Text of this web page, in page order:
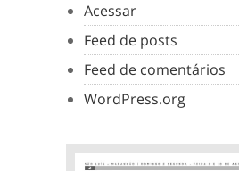
Acessar
Feed de posts
Feed de comentários
WordPress.org